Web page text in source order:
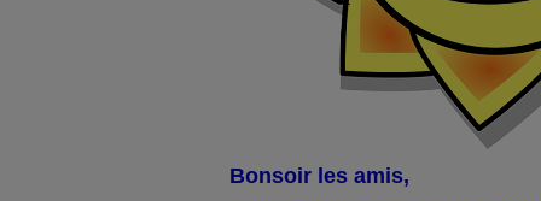
Bonsoir les amis,